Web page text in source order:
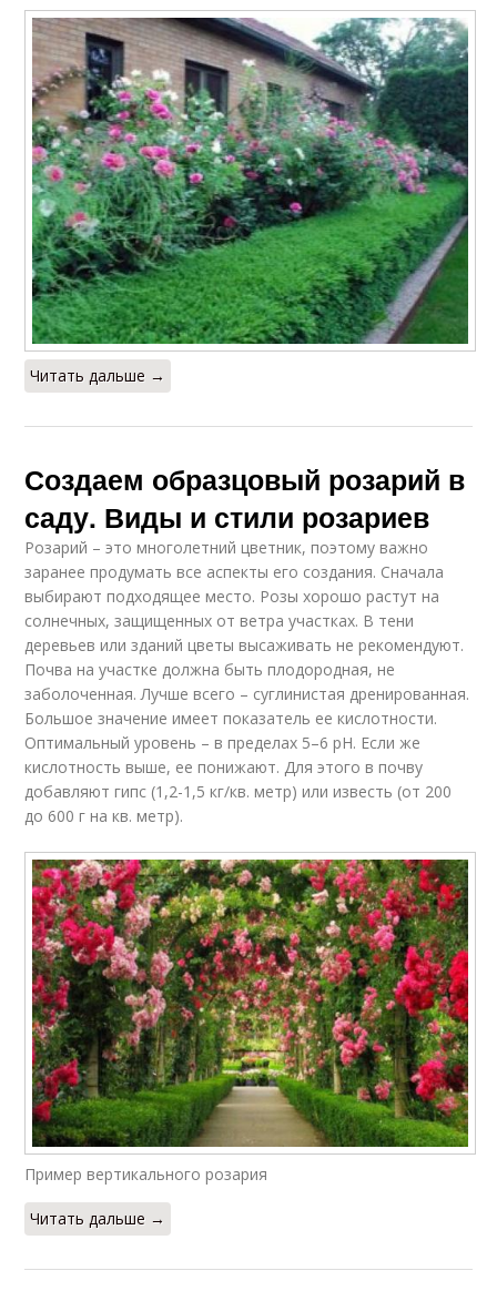
Читать дальше →
Создаем образцовый розарий в
саду. Виды и стили розариев
Розарий – это многолетний цветник, поэтому важно
заранее продумать все аспекты его создания. Сначала
выбирают подходящее место. Розы хорошо растут на
солнечных, защищенных от ветра участках. В тени
деревьев или зданий цветы высаживать не рекомендуют.
Почва на участке должна быть плодородная, не
заболоченная. Лучше всего – суглинистая дренированная.
Большое значение имеет показатель ее кислотности.
Оптимальный уровень – в пределах 5–6 pH. Если же
кислотность выше, ее понижают. Для этого в почву
добавляют гипс (1,2-1,5 кг/кв. метр) или известь (от 200
до 600 г на кв. метр).
Пример вертикального розария
Читать дальше →